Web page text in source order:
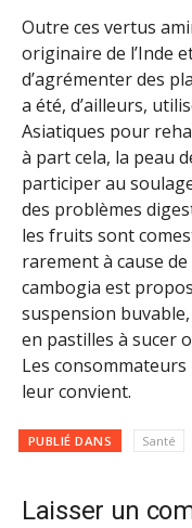
Outre ces vertus
originaire de l’Inde
d’agrémenter des
a été, d’ailleurs,
Asiatiques pour
à part cela, la peau
participer au
des problèmes
les fruits sont
rarement à cause
cambogia est
suspension
en pastilles à sucer
Les
leur convient.
PUBLIÉ DANS Santé
Laisser un